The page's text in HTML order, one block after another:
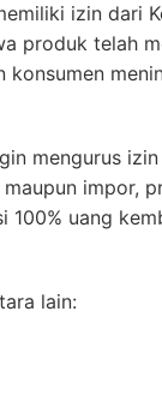
izin dari
produk telah
konsumen
mengurus
impor,
100% uang
lain: